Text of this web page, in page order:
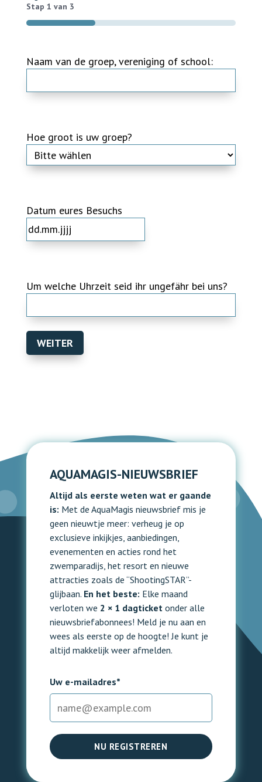
Stap 1 van 3
Naam van de groep, vereniging of school:
Hoe groot is uw groep?
Datum eures Besuchs
DD
JJJJ
Um welche Uhrzeit seid ihr ungefähr bei uns?
WEITER
AQUAMAGIS-NIEUWSBRIEF
Altijd als eerste weten wat er gaande
is: Met de AquaMagis nieuwsbrief mis je
geen nieuwtje meer: verheug je op
exclusieve inkijkjes, aanbiedingen,
evenementen en acties rond het
zwemparadijs, het resort en nieuwe
attracties zoals de “ShootingSTAR”-
glijbaan. En het beste: Elke maand
verloten we 2 × 1 dagticketonder alle
nieuwsbriefabonnees! Meld je nu aan en
wees als eerste op de hoogte! Je kunt je
altijd makkelijk weer afmelden.
Uw e-mailadres*
NU REGISTREREN